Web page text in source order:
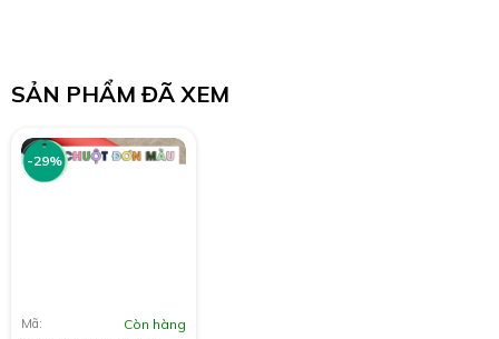
SẢN PHẨM ĐÃ XEM
-29%
Mã: Còn hàng